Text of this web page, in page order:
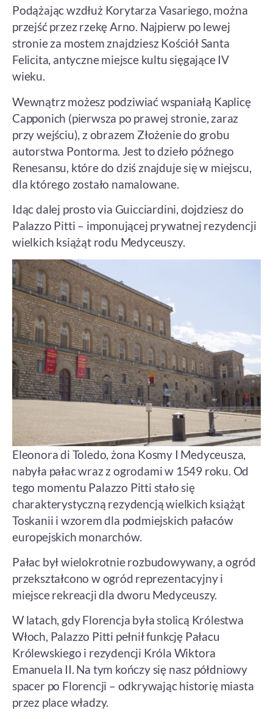
Podążając wzdłuż Korytarza Vasariego, można
przejść przez rzekę Arno. Najpierw po lewej
stronie za mostem znajdziesz Kościół Santa
Felicita, antyczne miejsce kultu sięgające IV
wieku.
Wewnątrz możesz podziwiać wspaniałą Kaplicę
Capponich (pierwsza po prawej stronie, zaraz
przy wejściu), z obrazem Złożenie do grobu
autorstwa Pontorma. Jest to dzieło późnego
Renesansu, które do dziś znajduje się w miejscu,
dla którego zostało namalowane.
Idąc dalej prosto via Guicciardini, dojdziesz do
Palazzo Pitti – imponującej prywatnej rezydencji
wielkich książąt rodu Medyceuszy.
Eleonora di Toledo, żona Kosmy I Medyceusza,
nabyła pałac wraz z ogrodami w 1549 roku. Od
tego momentu Palazzo Pitti stało się
charakterystyczną rezydencją wielkich książąt
Toskanii i wzorem dla podmiejskich pałaców
europejskich monarchów.
Pałac był wielokrotnie rozbudowywany, a ogród
przekształcono w ogród reprezentacyjny i
miejsce rekreacji dla dworu Medyceuszy.
W latach, gdy Florencja była stolicą Królestwa
Włoch, Palazzo Pitti pełnił funkcję Pałacu
Królewskiego i rezydencji Króla Wiktora
Emanuela II. Na tym kończy się nasz półdniowy
spacer po Florencji – odkrywając historię miasta
przez place władzy.